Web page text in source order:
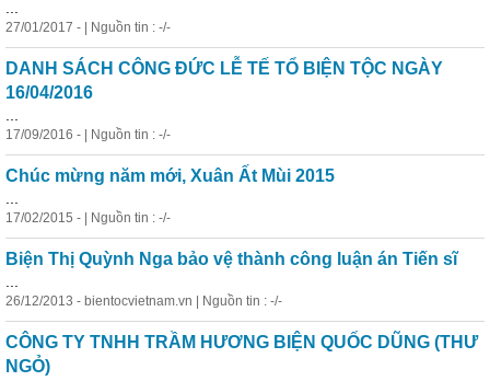
27/01/2017 - | Nguồn tin : -/-
DANH SÁCH CÔNG ĐỨC LỄ TẾ TỔ BIỆN TỘC NGÀY
16/04/2016
17/09/2016 - | Nguồn tin : -/-
Chúc mừng năm mới, Xuân Ất Mùi 2015
17/02/2015 - | Nguồn tin : -/-
Biện Thị Quỳnh Nga bảo vệ thành công luận án Tiến sĩ
26/12/2013 - bientocvietnam.vn | Nguồn tin : -/-
CÔNG TY TNHH TRẦM HƯƠNG BIỆN QUỐC DŨNG (THƯ
NGỎ)